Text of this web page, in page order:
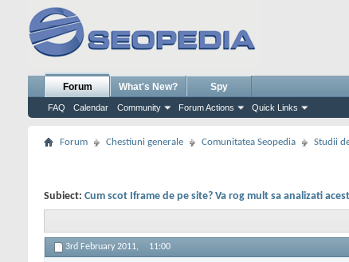
Forum
FAQ Calendar Community Forum Actions Quick Links
What's New? Spy
Forum Chestiuni generale Comunitatea Seopedia Studii
Subiect: Cum scot Iframe de pe site? Va rog mult sa analizati
3rd February 2011, 11:00